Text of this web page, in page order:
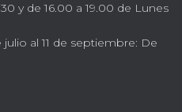
y de 16.00 a 19.00 de Lunes
al 11 de septiembre: De